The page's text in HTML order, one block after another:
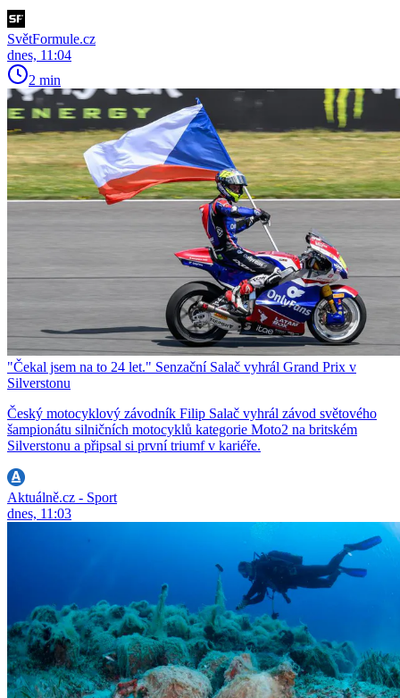
SvětFormule.cz
dnes, 11:04
2 min
"Čekal jsem na to 24 let." Senzační Salač vyhrál Grand Prix v
Silverstonu
Český motocyklový závodník Filip Salač vyhrál závod světového
šampionátu silničních motocyklů kategorie Moto2 na britském
Silverstonu a připsal si první triumf v kariéře.
Aktuálně.cz - Sport
dnes, 11:03